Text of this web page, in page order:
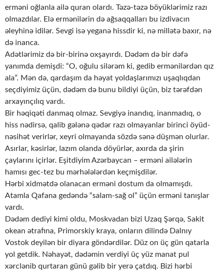
erməni oğlanla ailə quran olardı. Təzə-təzə böyüklərimiz razı
olmazdılar. Elə ermənilərin də ağsaqqalları bu izdivacın
əleyhinə idilər. Sevgi isə yeganə hissdir ki, nə millətə baxır, nə
də inanca.
Adətlərimiz də bir-birinə oxşayırdı. Dədəm də bir dəfə
yanımda demişdi: “O, oğulu silərəm ki, gedib ermənilərdən qız
ala”. Mən də, qardaşım da həyat yoldaşlarımızı uşaqlıqdan
seçdiyimiz üçün, dədəm də bunu bildiyi üçün, biz tərəfdən
arxayınçılıq vardı.
Bir həqiqəti danmaq olmaz. Sevgiyə inandıq, inanmadıq, o
hiss nədirsə, qalib gələnə qədər razı olmayanlar birinci öyüd-
nəsihət verirlər, xeyri olmayanda sözdə sənə düşmən olurlar.
Asırlar, kəsirlər, lazım olanda döyürlər, axırda da şirin
çaylarını içirlər. Eşitdiyim Azərbaycan – erməni ailələrin
hamısı gec-tez bu mərhələlərdən keçmişdilər.
Hərbi xidmətdə olanacan erməni dostum da olmamışdı.
Atamla Qafana gedəndə “salam-sağ ol” üçün erməni tanışlar
vardı.
Dədəm dediyi kimi oldu, Moskvadan bizi Uzaq Şərqə, Sakit
okean ətrafına, Primorskiy kraya, onların dilində Dalnıy
Vostok deyilən bir diyara göndərdilər. Düz on üç gün qatarla
yol getdik. Nəhayət, dədəmin verdiyi üç yüz manat pul
xərclənib qurtaran günü gəlib bir yerə çatdıq. Bizi hərbi